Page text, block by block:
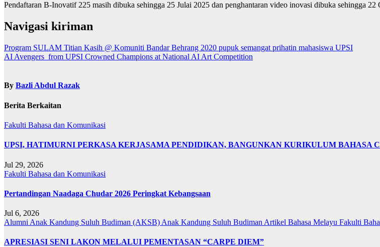
Pendaftaran B-Inovatif 225 masih dibuka sehingga 25 Julai 2025 dan penghantaran video inovasi dibuka sehingga
Navigasi kiriman
Program SULAM Titian Kasih @ Komuniti Bandar Behrang 2020 pupuk semangat prihatin mahasiswa UPSI
AI Avengers from UPSI Crowned Champions at National AI Art Competition
By Bazli Abdul Razak
Berita Berkaitan
Fakulti Bahasa dan Komunikasi
UPSI, HATIMURNI PERKASA KERJASAMA PENDIDIKAN, BANGUNKAN KURIKULUM BAHASA
Jul 29, 2026
Fakulti Bahasa dan Komunikasi
Pertandingan Naadaga Chudar 2026 Peringkat Kebangsaan
Jul 6, 2026
Alumni Anak Kandung Suluh Budiman (AKSB) Anak Kandung Suluh Budiman Artikel Bahasa Melayu Fakulti
APRESIASI SENI LAKON MELALUI PEMENTASAN “CARPE DIEM”